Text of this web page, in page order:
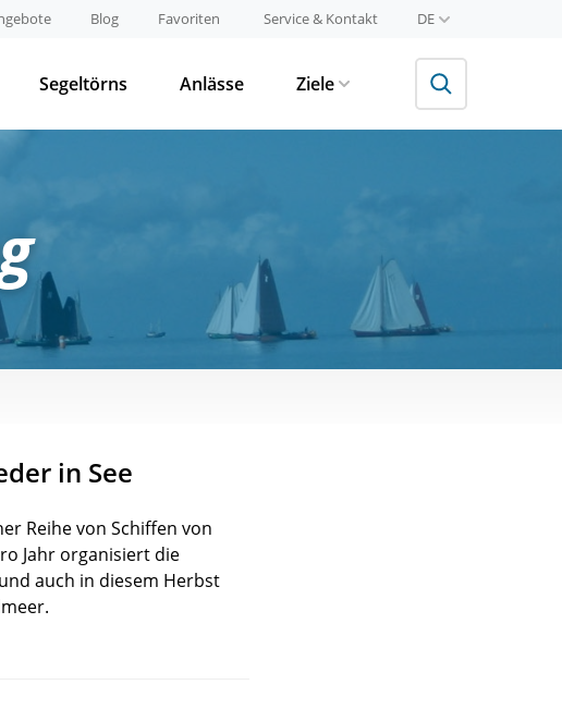
Blog Favoriten Service & Kontakt DE
Segeltörns Anlässe Ziele
in See
Reihe von Schiffen von
Jahr organisiert die
auch in diesem Herbst